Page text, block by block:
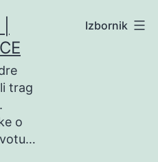
trag
o
Izbornik